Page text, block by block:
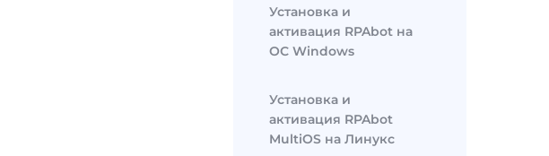
Установка и
активация RPAbot на
ОС Windows
Установка и
активация RPAbot
MultiOS на Линукс